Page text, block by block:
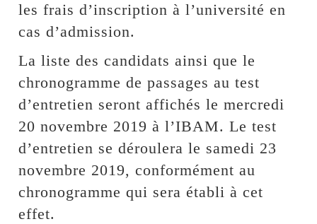
les frais d’inscription à l’université en
cas d’admission.
La liste des candidats ainsi que le
chronogramme de passages au test
d’entretien seront affichés le mercredi
20 novembre 2019 à l’IBAM. Le test
d’entretien se déroulera le samedi 23
novembre 2019, conformément au
chronogramme qui sera établi à cet
effet.